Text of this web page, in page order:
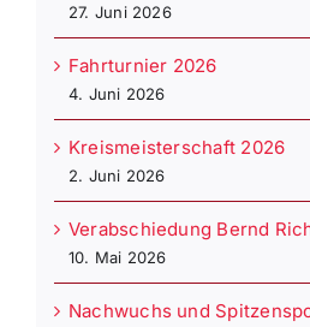
27. Juni 2026
Fahrturnier 2026
4. Juni 2026
Kreismeisterschaft 2026
2. Juni 2026
Verabschiedung Bernd
10. Mai 2026
Nachwuchs und